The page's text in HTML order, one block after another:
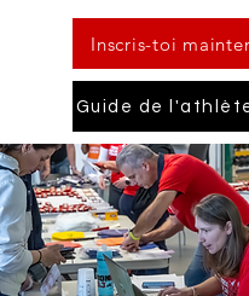
Inscris-toi
Guide de